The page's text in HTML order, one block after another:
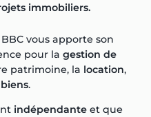
immobiliers.
vous apporte son
pour la gestion de
patrimoine, la location,
.
indépendante et que